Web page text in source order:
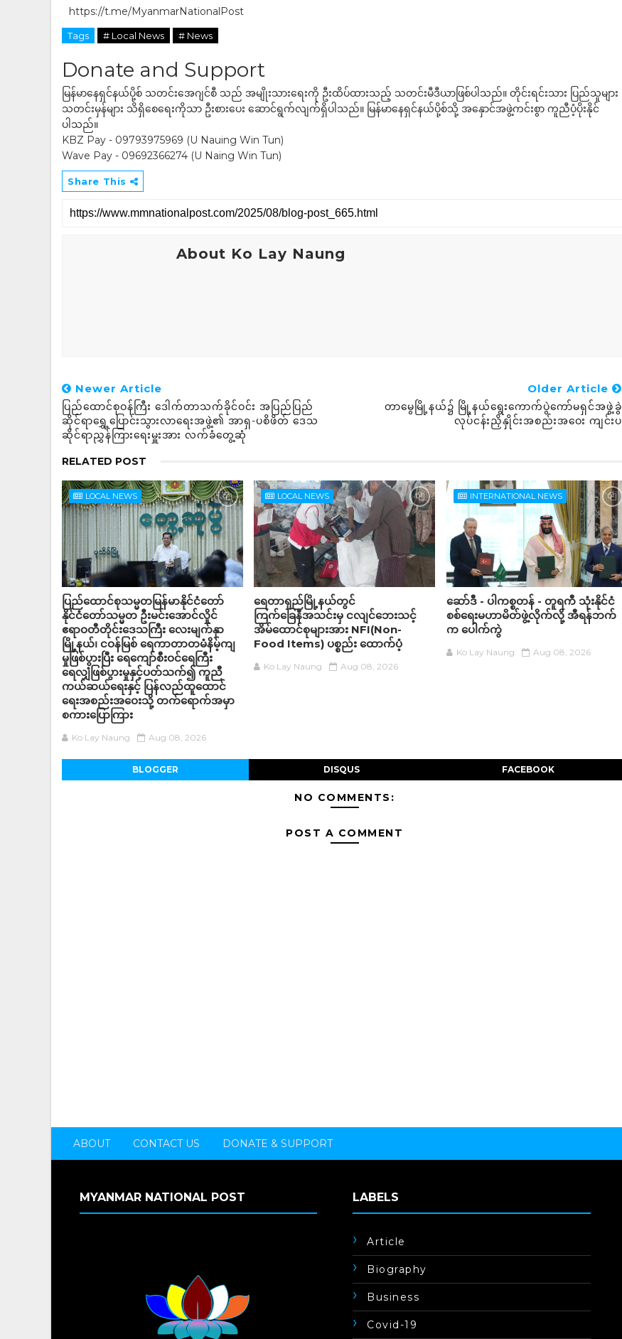
https://t.me/MyanmarNationalPost
Tags # Local News # News
Donate and Support
မြန်မာနေရှင်နယ်ပို့စ် သတင်းအေဂျင်စီ သည် အမျိုးသားရေးကို ဦးထိပ်ထားသည့် သတင်းမီဒီယာဖြစ်ပါသည်။ တိုင်းရင်းသား ပြည်သူများ
သတင်းမှန်များ သိရှိစေရေးကိုသာ ဦးစားပေး ဆောင်ရွက်လျက်ရှိပါသည်။ မြန်မာနေရှင်နယ်ပို့စ်သို့ အနှောင်အဖွဲ့ကင်းစွာ ကူညီပံ့ပိုးနိုင်
ပါသည်။
KBZ Pay - 09793975969 (U Nauing Win Tun)
Wave Pay - 09692366274 (U Naing Win Tun)
Share This
About Ko Lay Naung
Newer Article
ပြည်ထောင်စုဝန်ကြီး ဒေါက်တာသက်ခိုင်ဝင်း အပြည်ပြည်
ဆိုင်ရာရွှေ့ပြောင်းသွားလာရေးအဖွဲ့၏ အာရှ-ပစိဖိတ် ဒေသ
ဆိုင်ရာညွှန်ကြားရေးမှူးအား လက်ခံတွေ့ဆုံ
Older Article
တာမွေမြို့နယ်၌ မြို့နယ်ရွေးကောက်ပွဲကော်မရှင်အဖွဲ့ခွဲ
လုပ်ငန်းညှိနှိုင်းအစည်းအဝေး ကျင်းပ
RELATED POST
LOCAL NEWS
ပြည်ထောင်စုသမ္မတမြန်မာနိုင်ငံတော်
နိုင်ငံတော်သမ္မတ ဦးမင်းအောင်လှိုင်
ဧရာဝတီတိုင်းဒေသကြီး လေးမျက်နှာ
မြို့နယ်၊ ငဝန်မြစ် ရေကာတာတမံနိမ့်ကျ
မှုဖြစ်ပွားပြီး ရေကျော်စီးဝင်ရေကြီး
ရေလျှံဖြစ်ပွားမှုနှင့်ပတ်သက်၍ ကူညီ
ကယ်ဆယ်ရေးနှင့် ပြန်လည်ထူထောင်
ရေးအစည်းအဝေးသို့ တက်ရောက်အမှာ
စကားပြောကြား
Ko Lay Naung Aug 08, 2026
LOCAL NEWS
ရေတာရှည်မြို့နယ်တွင်
ကြက်ခြေနီအသင်းမှ ငလျင်ဘေးသင့်
အိမ်‌ထောင်စုများအား NFI(Non-
Food Items) ပစ္စည်း ထောက်ပံ့
Ko Lay Naung Aug 08, 2026
INTERNATIONAL NEWS
ဆော်ဒီ - ပါကစ္စတန် - တူရကီ သုံးနိုင်ငံ
စစ်ရေးမဟာမိတ်ဖွဲ့လိုက်လို့ အီရန်ဘက်
က ပေါက်ကွဲ
Ko Lay Naung Aug 08, 2026
BLOGGER DISQUS FACEBOOK
NO COMMENTS:
POST A COMMENT
ABOUT CONTACT US DONATE & SUPPORT
MYANMAR NATIONAL POST LABELS
Article
Biography
Business
Covid-19